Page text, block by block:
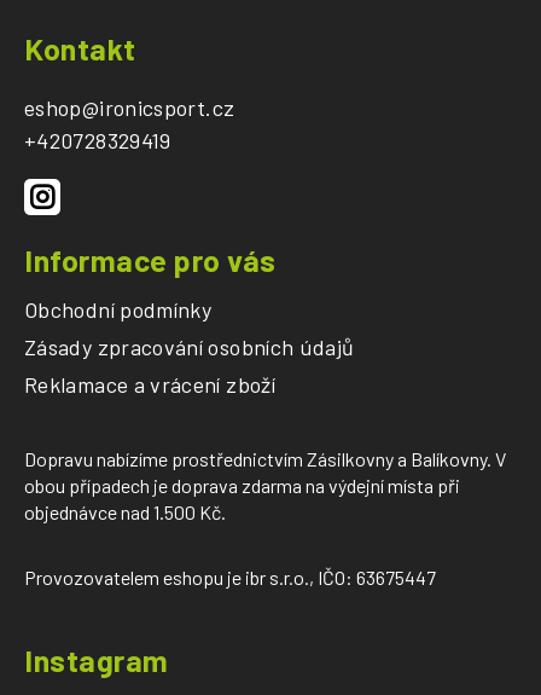
Kontakt
eshop@ironicsport.cz
+420728329419
Informace pro vás
Obchodní podmínky
Zásady zpracování osobních údajů
Reklamace a vrácení zboží
Dopravu nabízíme prostřednictvím Zásilkovny a Balíkovny. V
obou případech je doprava zdarma na výdejní místa při
objednávce nad 1.500 Kč.
Provozovatelem eshopu je ibr s.r.o., IČO: 63675447
Instagram